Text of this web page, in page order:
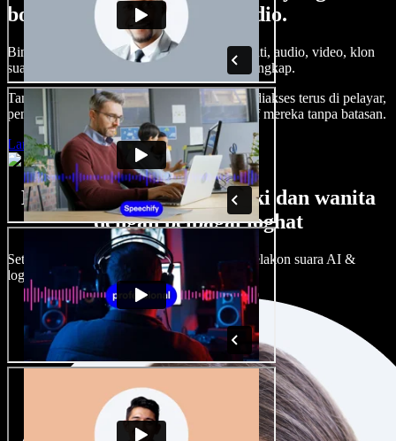
boleh buat di Speechify Studio.
Bina suara latar, tambah imej stok tanpa royalti, audio, video, klon
suara anda, untuk projek audio video yang lengkap.
Tanpa keluk pembelajaran dan semua boleh diakses terus di pelayar,
pencipta boleh realisasikan segala idea kreatif mereka tanpa batasan.
Lancarkan Studio
Banyak pilihan suara lelaki dan wanita
dengan pelbagai loghat
Setiap projek boleh jadi unik. Pilih ratusan pelakon suara AI &
loghat, laraskan ikut cita rasa anda.